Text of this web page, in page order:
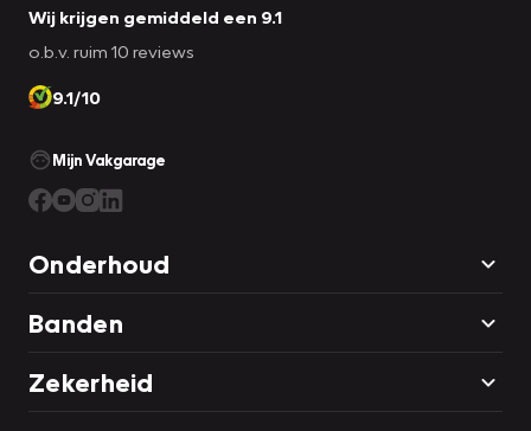
Wij krijgen gemiddeld een 9.1
o.b.v. ruim 10 reviews
9.1/10
Mijn Vakgarage
Onderhoud
Banden
Zekerheid